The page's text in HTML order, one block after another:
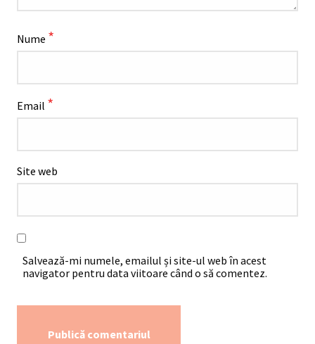
Nume *
Email *
Site web
Salvează-mi numele, emailul și site-ul web în acest
navigator pentru data viitoare când o să comentez.